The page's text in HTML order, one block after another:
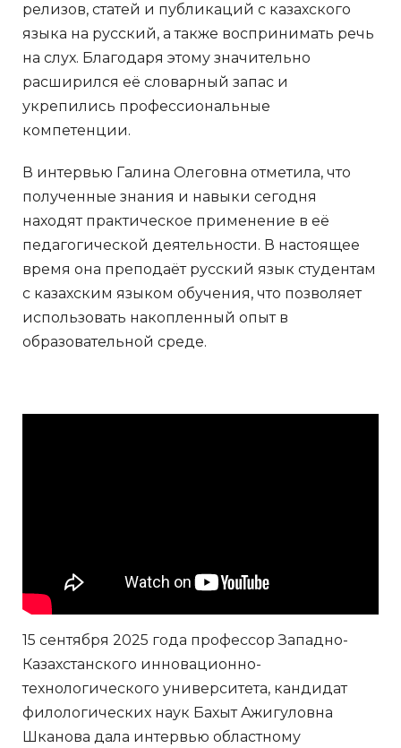
релизов, статей и публикаций с казахского
языка на русский, а также воспринимать речь
на слух. Благодаря этому значительно
расширился её словарный запас и
укрепились профессиональные
компетенции.
В интервью Галина Олеговна отметила, что
полученные знания и навыки сегодня
находят практическое применение в её
педагогической деятельности. В настоящее
время она преподаёт русский язык студентам
с казахским языком обучения, что позволяет
использовать накопленный опыт в
образовательной среде.
15 сентября 2025 года профессор Западно-
Казахстанского инновационно-
технологического университета, кандидат
филологических наук Бахыт Ажигуловна
Шканова дала интервью областному